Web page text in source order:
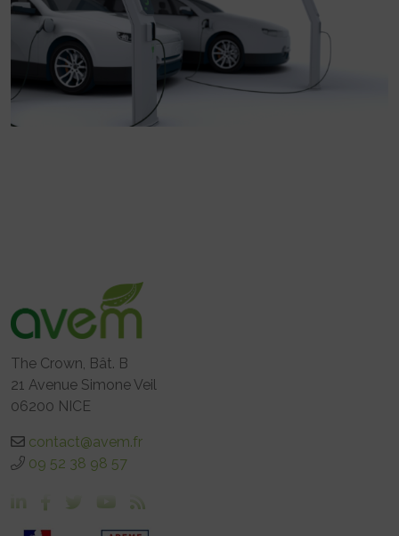
The Crown, Bât. B
21 Avenue Simone Veil
06200 NICE
contact@avem.fr
09 52 38 98 57